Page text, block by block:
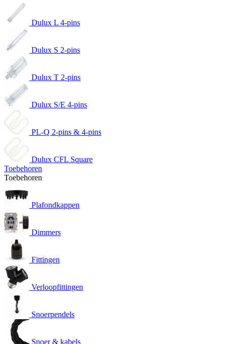
Dulux L 4-pins
Dulux S 2-pins
Dulux T 2-pins
Dulux S/E 4-pins
PL-Q 2-pins & 4-pins
Dulux CFL Square
Toebehoren
Toebehoren
Plafondkappen
Dimmers
Fittingen
Verloopfittingen
Snoerpendels
Snoer & kabels